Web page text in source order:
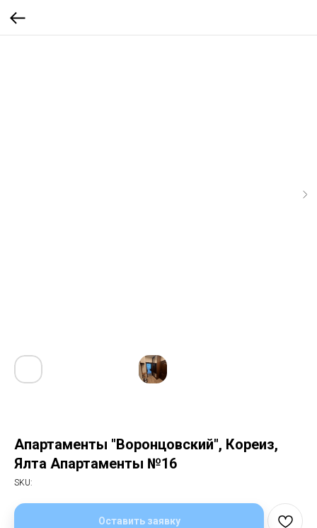
Апартаменты "Воронцовский", Кореиз,
Ялта Апартаменты №16
SKU:
Оставить заявку